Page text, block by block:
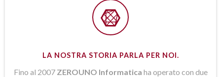
LA NOSTRA STORIA PARLA PER NOI.
Fino al 2007 ZEROUNO Informatica ha operato con due